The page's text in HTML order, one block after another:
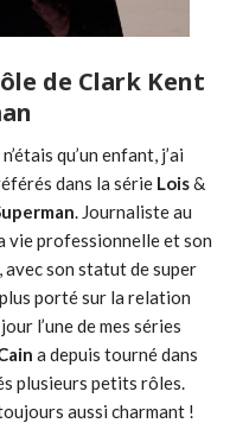
de Clark Kent
qu’un enfant, j’ai
dans la série Lois&
. Journaliste au
vie professionnelle et son
avec son statut de super
porté sur la relation
l’une de mes séries
a depuis tourné dans
plusieurs petits rôles.
aussi charmant !